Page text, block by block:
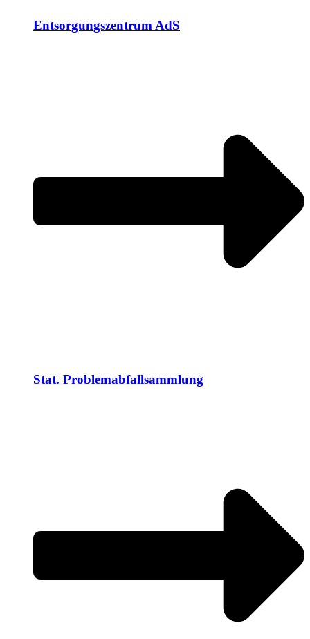
Entsorgungszentrum AdS
Stat. Problemabfallsammlung